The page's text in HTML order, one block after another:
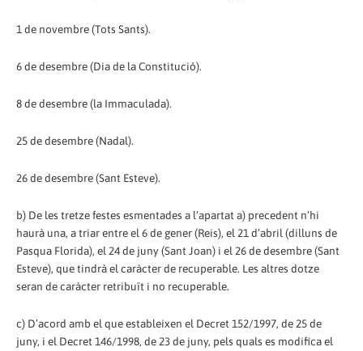
1 de novembre (Tots Sants).
6 de desembre (Dia de la Constitució).
8 de desembre (la Immaculada).
25 de desembre (Nadal).
26 de desembre (Sant Esteve).
b) De les tretze festes esmentades a l’apartat a) precedent n’hi
haurà una, a triar entre el 6 de gener (Reis), el 21 d’abril (dilluns de
Pasqua Florida), el 24 de juny (Sant Joan) i el 26 de desembre (Sant
Esteve), que tindrà el caràcter de recuperable. Les altres dotze
seran de caràcter retribuït i no recuperable.
c) D’acord amb el que estableixen el Decret 152/1997, de 25 de
juny, i el Decret 146/1998, de 23 de juny, pels quals es modifica el